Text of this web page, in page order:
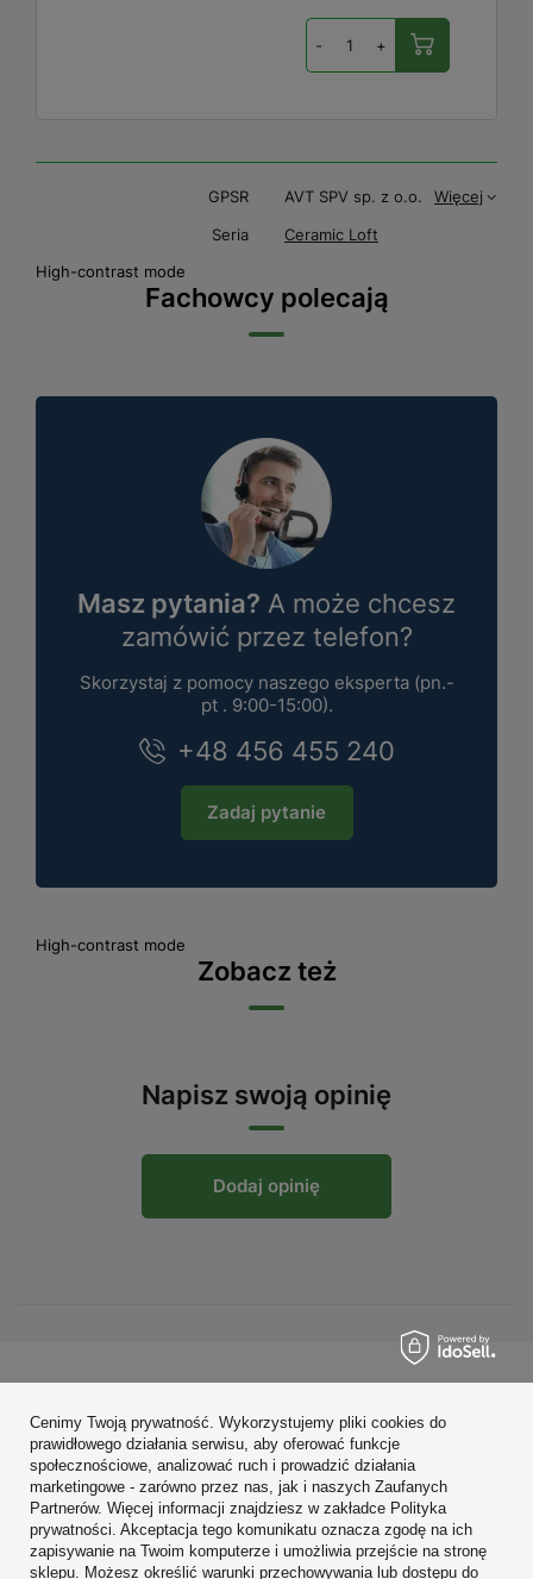
- +
GPSR AVT SPV sp. z o.o.
Więcej
Seria
Ceramic Loft
High-contrast mode
Fachowcy polecają
Masz pytania? A może chcesz
zamówić przez telefon?
Skorzystaj z pomocy naszego eksperta (pn.-
pt . 9:00-15:00).
+48 456 455 240
Zadaj pytanie
High-contrast mode
Zobacz też
Napisz swoją opinię
Dodaj opinię
Konto
Regulaminy
Zobacz również
Cenimy Twoją prywatność. Wykorzystujemy pliki cookies do
prawidłowego działania serwisu, aby oferować funkcje
społecznościowe, analizować ruch i prowadzić działania
marketingowe - zarówno przez nas, jak i naszych Zaufanych
Partnerów. Więcej informacji znajdziesz w zakładce Polityka
prywatności. Akceptacja tego komunikatu oznacza zgodę na ich
zapisywanie na Twoim komputerze i umożliwia przejście na stronę
sklepu. Możesz określić warunki przechowywania lub dostępu do